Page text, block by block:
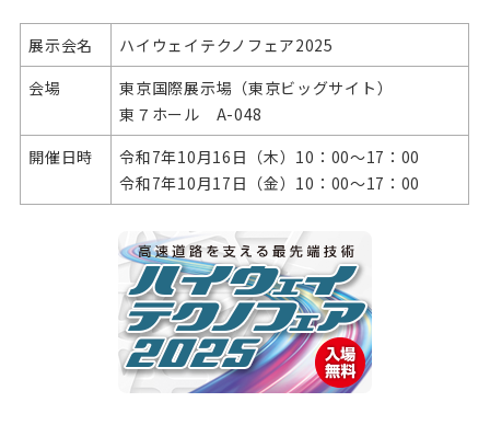
展示会名
ハイウェイテクノフェア2025
会場
東京国際展示場（東京ビッグサイト）
東７ホール A-048
開催日時
令和7年10月16日（木）10：00～17：00
令和7年10月17日（金）10：00～17：00